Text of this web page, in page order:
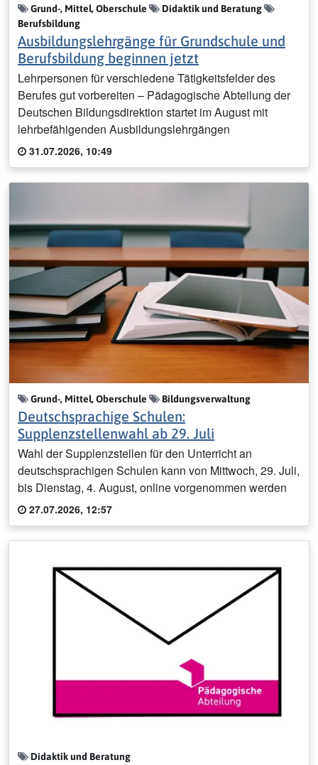
Grund-, Mittel, Oberschule
Didaktik und Beratung
Berufsbildung
Ausbildungslehrgänge für Grundschule und
Berufsbildung beginnen jetzt
Lehrpersonen für verschiedene Tätigkeitsfelder des
Berufes gut vorbereiten – Pädagogische Abteilung der
Deutschen Bildungsdirektion startet im August mit
lehrbefähigenden Ausbildungslehrgängen
31.07.2026, 10:49
Grund-, Mittel, Oberschule Bildungsverwaltung
Deutschsprachige Schulen:
Supplenzstellenwahl ab 29. Juli
Wahl der Supplenzstellen für den Unterricht an
deutschsprachigen Schulen kann von Mittwoch, 29. Juli,
bis Dienstag, 4. August, online vorgenommen werden
27.07.2026, 12:57
Didaktik und Beratung